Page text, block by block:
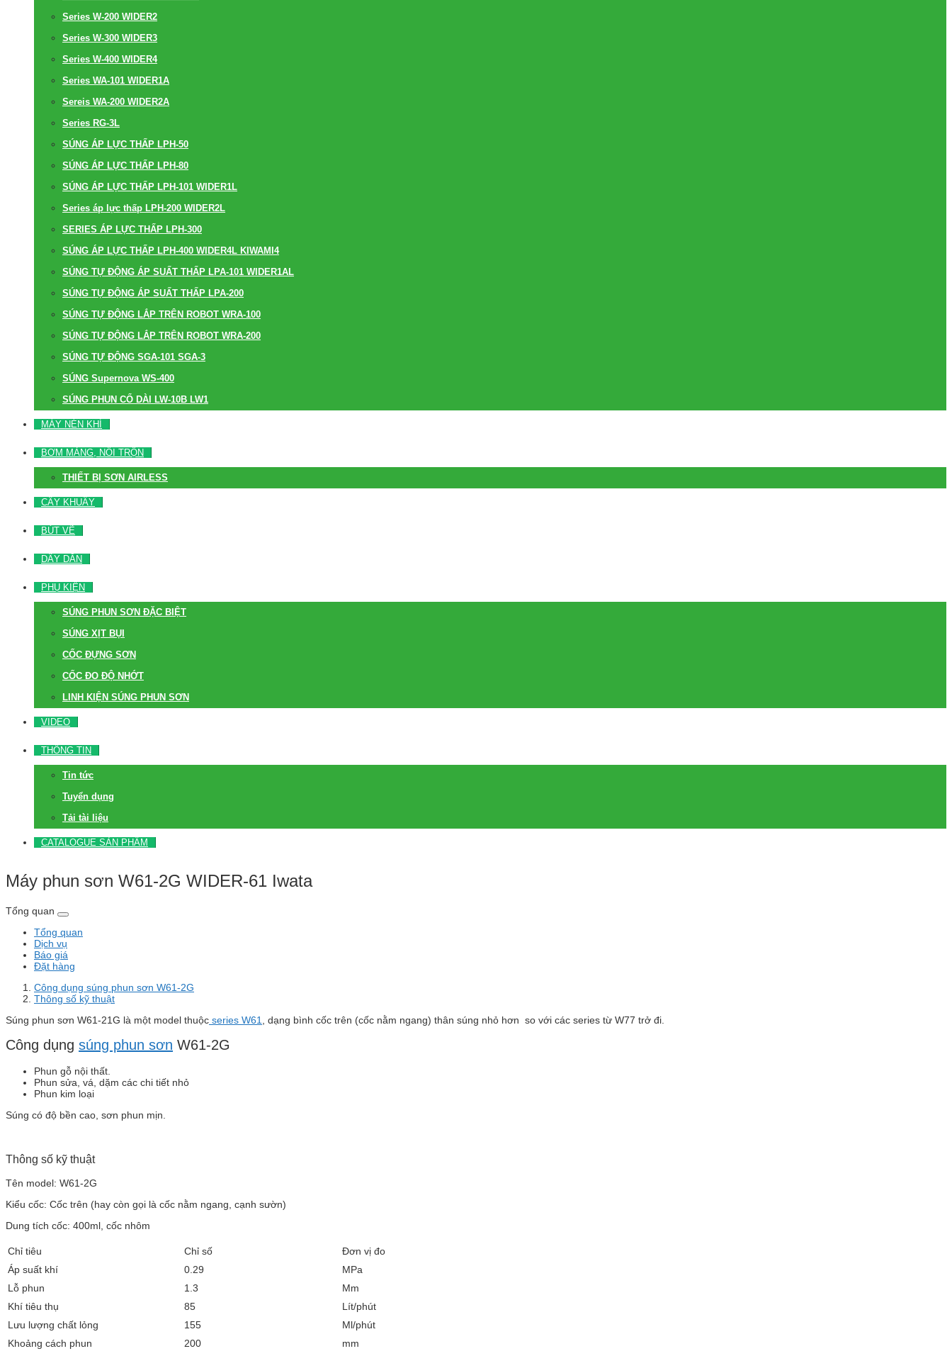
Series W-200 WIDER2
Series W-300 WIDER3
Series W-400 WIDER4
Series WA-101 WIDER1A
Sereis WA-200 WIDER2A
Series RG-3L
SÚNG ÁP LỰC THẤP LPH-50
SÚNG ÁP LỰC THẤP LPH-80
SÚNG ÁP LỰC THẤP LPH-101 WIDER1L
Series áp lực thấp LPH-200 WIDER2L
SERIES ÁP LỰC THẤP LPH-300
SÚNG ÁP LỰC THẤP LPH-400 WIDER4L KIWAMI4
SÚNG TỰ ĐỘNG ÁP SUẤT THẤP LPA-101 WIDER1AL
SÚNG TỰ ĐỘNG ÁP SUẤT THẤP LPA-200
SÚNG TỰ ĐỘNG LẮP TRÊN ROBOT WRA-100
SÚNG TỰ ĐỘNG LẮP TRÊN ROBOT WRA-200
SÚNG TỰ ĐỘNG SGA-101 SGA-3
SÚNG Supernova WS-400
SÚNG PHUN CỔ DÀI LW-10B LW1
MÁY NÉN KHÍ
BƠM MÀNG, NỒI TRỘN
THIẾT BỊ SƠN AIRLESS
CÂY KHUẤY
BÚT VẼ
DÂY DẪN
PHỤ KIỆN
SÚNG PHUN SƠN ĐẶC BIỆT
SÚNG XỊT BỤI
CỐC ĐỰNG SƠN
CỐC ĐO ĐỘ NHỚT
LINH KIỆN SÚNG PHUN SƠN
VIDEO
THÔNG TIN
Tin tức
Tuyển dụng
Tải tài liệu
CATALOGUE SẢN PHẨM
Máy phun sơn W61-2G WIDER-61 Iwata
Tổng quan
Tổng quan
Dịch vụ
Báo giá
Đặt hàng
Công dụng súng phun sơn W61-2G
Thông số kỹ thuật
Súng phun sơn W61-21G là một model thuộc series W61 , dạng bình cốc trên (cốc nằm ngang) thân súng nhỏ hơn so với các series từ W77 trở đi.
Công dụng súng phun sơn W61-2G
Phun gỗ nội thất.
Phun sửa, vá, dặm các chi tiết nhỏ
Phun kim loại
Súng có độ bền cao, sơn phun mịn.
Thông số kỹ thuật
Tên model: W61-2G
Kiểu cốc: Cốc trên (hay còn gọi là cốc nằm ngang, cạnh sườn)
Dung tích cốc: 400ml, cốc nhôm
Chỉ tiêu Chỉ số
Đơn vị đo
Áp suất khí
0.29
MPa
Lỗ phun
1.3
Mm
Khí tiêu thụ
85
Lít/phút
Lưu lượng chất lỏng
155
Ml/phút
Khoảng cách phun
200
mm